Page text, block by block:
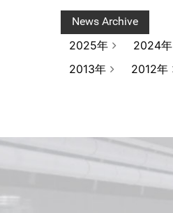
News Archive
2025年 2024年
2013年
2012年